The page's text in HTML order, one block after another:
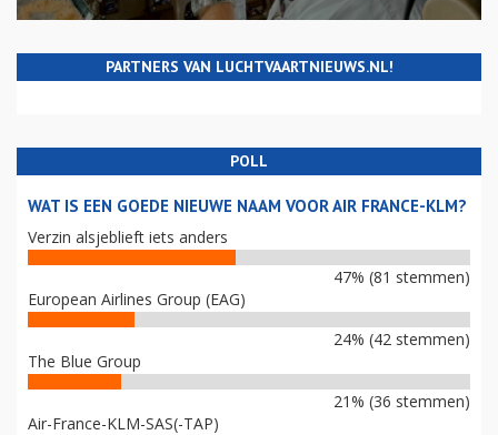
PARTNERS VAN LUCHTVAARTNIEUWS.NL!
POLL
WAT IS EEN GOEDE NIEUWE NAAM VOOR AIR FRANCE-KLM?
Verzin alsjeblieft iets anders
47% (81 stemmen)
European Airlines Group (EAG)
24% (42 stemmen)
The Blue Group
21% (36 stemmen)
Air-France-KLM-SAS(-TAP)